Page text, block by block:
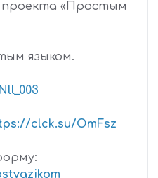
«Простым
языком.
clck.su/OmFsz